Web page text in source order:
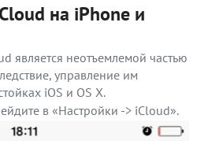
на iPhone и
является неотъемлемой частью
управление им
iOS и OS X.
в «Настройки -> iCloud».